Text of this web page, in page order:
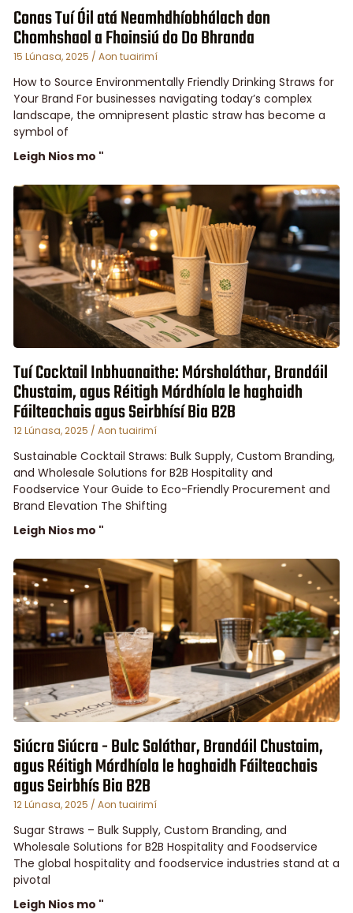
Conas Tuí Óil atá Neamhdhíobhálach don
Chomhshaol a Fhoinsiú do Do Bhranda
15 Lúnasa, 2025 Aon tuairimí
How to Source Environmentally Friendly Drinking Straws for
Your Brand For businesses navigating today’s complex
landscape, the omnipresent plastic straw has become a
symbol of
Leigh Nios mo "
Tuí Cocktail Inbhuanaithe: Mórsholáthar, Brandáil
Chustaim, agus Réitigh Mórdhíola le haghaidh
Fáilteachais agus Seirbhísí Bia B2B
12 Lúnasa, 2025 Aon tuairimí
Sustainable Cocktail Straws: Bulk Supply, Custom Branding,
and Wholesale Solutions for B2B Hospitality and
Foodservice Your Guide to Eco-Friendly Procurement and
Brand Elevation The Shifting
Leigh Nios mo "
Siúcra Siúcra - Bulc Soláthar, Brandáil Chustaim,
agus Réitigh Mórdhíola le haghaidh Fáilteachais
agus Seirbhís Bia B2B
12 Lúnasa, 2025 Aon tuairimí
Sugar Straws – Bulk Supply, Custom Branding, and
Wholesale Solutions for B2B Hospitality and Foodservice
The global hospitality and foodservice industries stand at a
pivotal
Leigh Nios mo "